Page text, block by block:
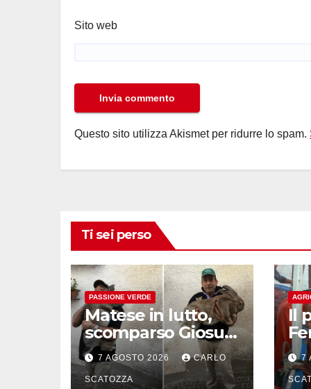
Sito web
Questo sito utilizza Akismet per ridurre lo spam.
Ti sei perso
PASSIONE VERDE
Matese in lutto,
scomparso Giosuè
il coniglio gigante
pluripremiato
7 AGOSTO 2026 CARLO
SCATOZZA
Il
7